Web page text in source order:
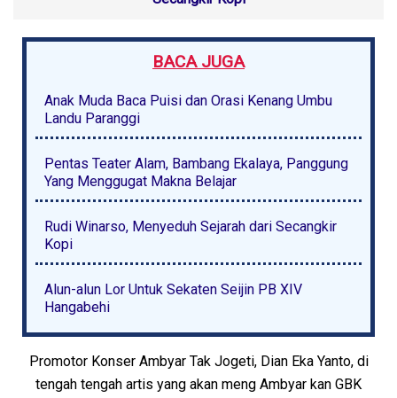
BACA JUGA
Anak Muda Baca Puisi dan Orasi Kenang Umbu
Landu Paranggi
Pentas Teater Alam, Bambang Ekalaya, Panggung
Yang Menggugat Makna Belajar
Rudi Winarso, Menyeduh Sejarah dari Secangkir
Kopi
Alun-alun Lor Untuk Sekaten Seijin PB XIV
Hangabehi
Promotor Konser Ambyar Tak Jogeti, Dian Eka Yanto, di
tengah tengah artis yang akan meng Ambyar kan GBK